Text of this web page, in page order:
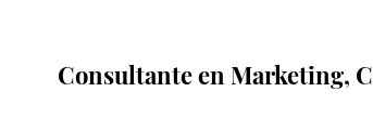
Consultante en Marketing,